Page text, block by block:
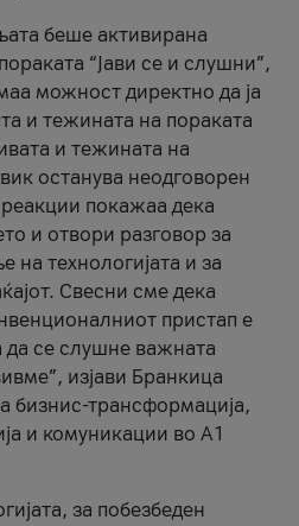
беше активирана
“Јави се и слушни”,
можност директно да ја
и тежината на пораката
и тежината на
останува неодговорен
покажаа дека
и отвори разговор за
на технологијата и за
Свесни сме дека
пристап е
да се слушне важната
изјави Бранкица
бизнис-трансформација,
и комуникации во А1
за побезбеден